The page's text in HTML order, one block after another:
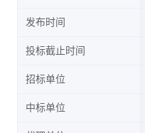
发布时间
投标截止时间
招标单位
中标单位